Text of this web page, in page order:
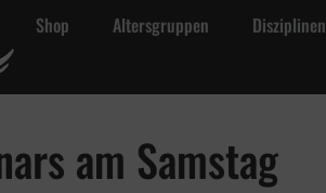
Shop Altersgruppen Disziplinen
am Samstag